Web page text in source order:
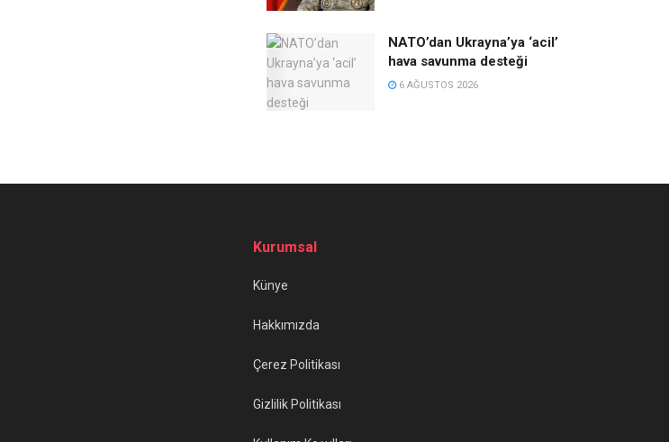
NATO’dan Ukrayna’ya ‘acil’
hava savunma desteği
6 AĞUSTOS 2026
Kurumsal
Künye
Hakkımızda
Çerez Politikası
Gizlilik Politikası